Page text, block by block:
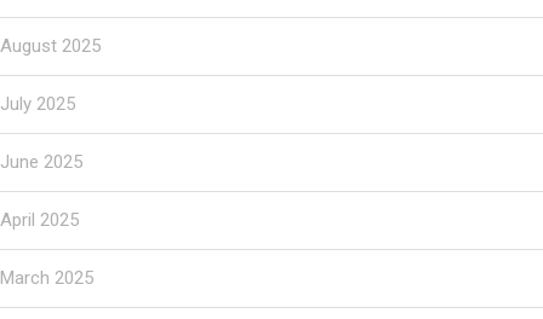
August 2025
July 2025
June 2025
April 2025
March 2025